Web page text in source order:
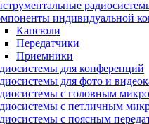
индивидуальной
Капсюли
Передатчики
Приемники
для конференций
для фото и
с головным
с петличным
с поясным